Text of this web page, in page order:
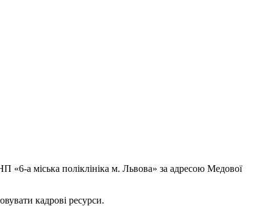
«6-а міська поліклініка м. Львова» за адресою Медової
кадрові ресурси.